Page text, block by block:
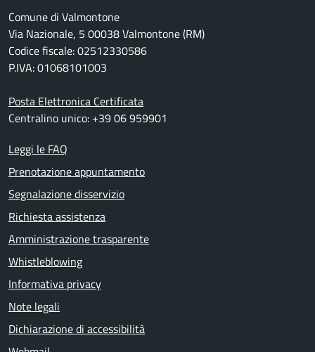
Comune di Valmontone
Via Nazionale, 5 00038 Valmontone (RM)
Codice fiscale: 02512330586
P.IVA: 01068101003
Posta Elettronica Certificata
Centralino unico: +39 06 959901
Leggi le FAQ
Prenotazione appuntamento
Segnalazione disservizio
Richiesta assistenza
Amministrazione trasparente
Whistleblowing
Informativa privacy
Note legali
Dichiarazione di accessibilità